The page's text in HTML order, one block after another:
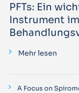
PFTs: Ein
Instrument im
Mehr lesen
A Focus on